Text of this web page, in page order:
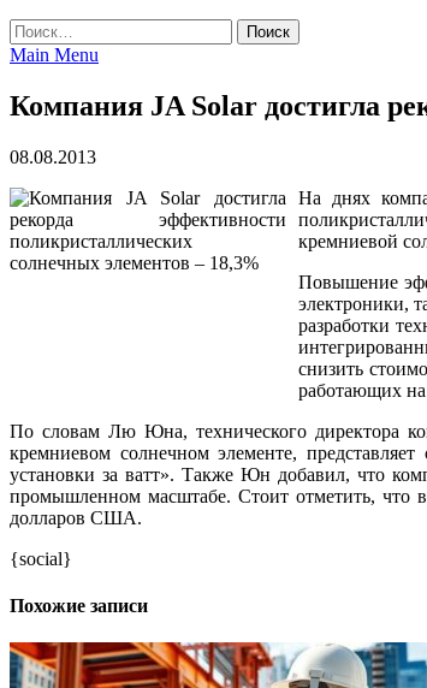
Найти:
Main Menu
Компания JA Solar достигла
08.08.2013
На днях
кремниевой
Повышение
электроники,
разработки
снизить
работающих на
По словам Лю Юна, технического директора
кремниевом солнечном элементе,
установки за ватт». Также Юн добавил, что
промышленном масштабе. Стоит отметить, что
долларов США.
{social}
Похожие записи